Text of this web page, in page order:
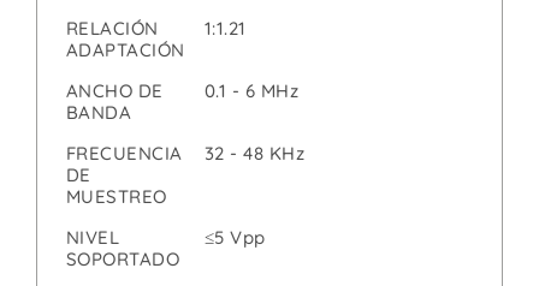
RELACIÓN
ADAPTACIÓN
1:1.21
ANCHO DE
BANDA
0.1 - 6 MHz
FRECUENCIA
DE
MUESTREO
32 - 48 KHz
NIVEL
SOPORTADO
≤5 Vpp